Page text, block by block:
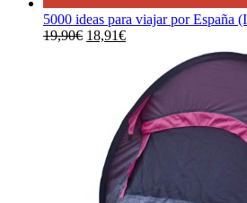
5000 ideas para viajar por España
19,90€ El
18,91€El
18,91€.